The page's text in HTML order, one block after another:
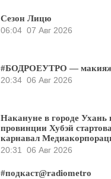
Сезон Лицю
06:04 07 Авг 2026
#БОДРОЕУТРО —
20:34 06 Авг 2026
Накануне в городе Ухань
провинции Хубэй
карнавал
20:31 06 Авг 2026
#подкаст@radiometro